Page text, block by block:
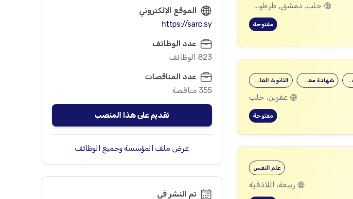
حلب, دمشق, طرطوس, ريف دمشق, ديرالزور, درعا, السويداء, إدلب, القنيطرة, اللاذقية, الرقة, حمص, الحسكة, حماة
مفتوحة
الثانوية العامة شهادة معهد شهادة جامعية
عفرين، حلب
مفتوحة
علم النفس
ربيعة، اللاذقية
الموقع الإلكتروني
https://sarc.sy
عدد الوظائف
823 الوظائف
عدد المناقصات
355 مناقصة
تقديم على هذا المنصب
عرض ملف المؤسسة وجميع الوظائف
تم النشر في